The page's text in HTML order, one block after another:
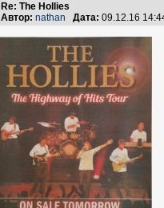
Re: The Hollies
Автор: nathan Дата: 09.12.16